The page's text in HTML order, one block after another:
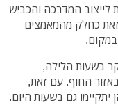
(שני, 27.4) בעבודות לייצוב המדרכה והכביש
זאת כחלק מהמאמצים
בשעות הלילה,
החוף. עם זאת,
גם בשעות היום.